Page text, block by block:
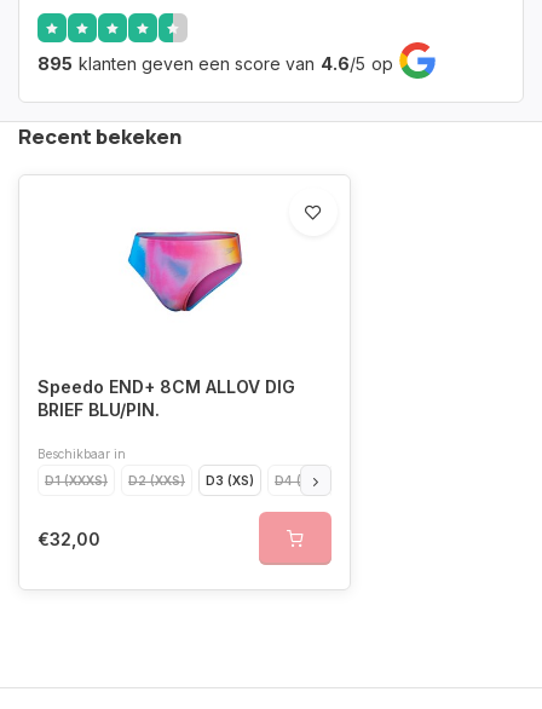
895 klanten geven een score van 4.6/5 op
Recent bekeken
Speedo END+ 8CM ALLOV DIG
BRIEF BLU/PIN.
Beschikbaar in
D1 (XXXS)
D2 (XXS) D3 (XS) D4 (S)
€32,00